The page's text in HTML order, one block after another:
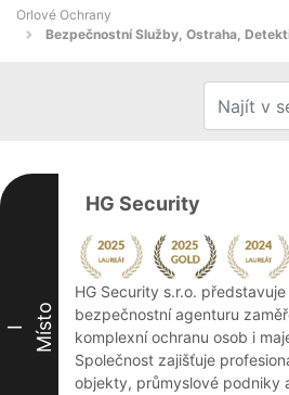
Orlové Ochrany
Bezpečnostní Služby, Ostraha,
I Místo
HG Security
HG Security s.r.o.
bezpečnostní agenturu
komplexní ochranu osob i
Společnost zajišťuje
objekty, průmyslové podniky